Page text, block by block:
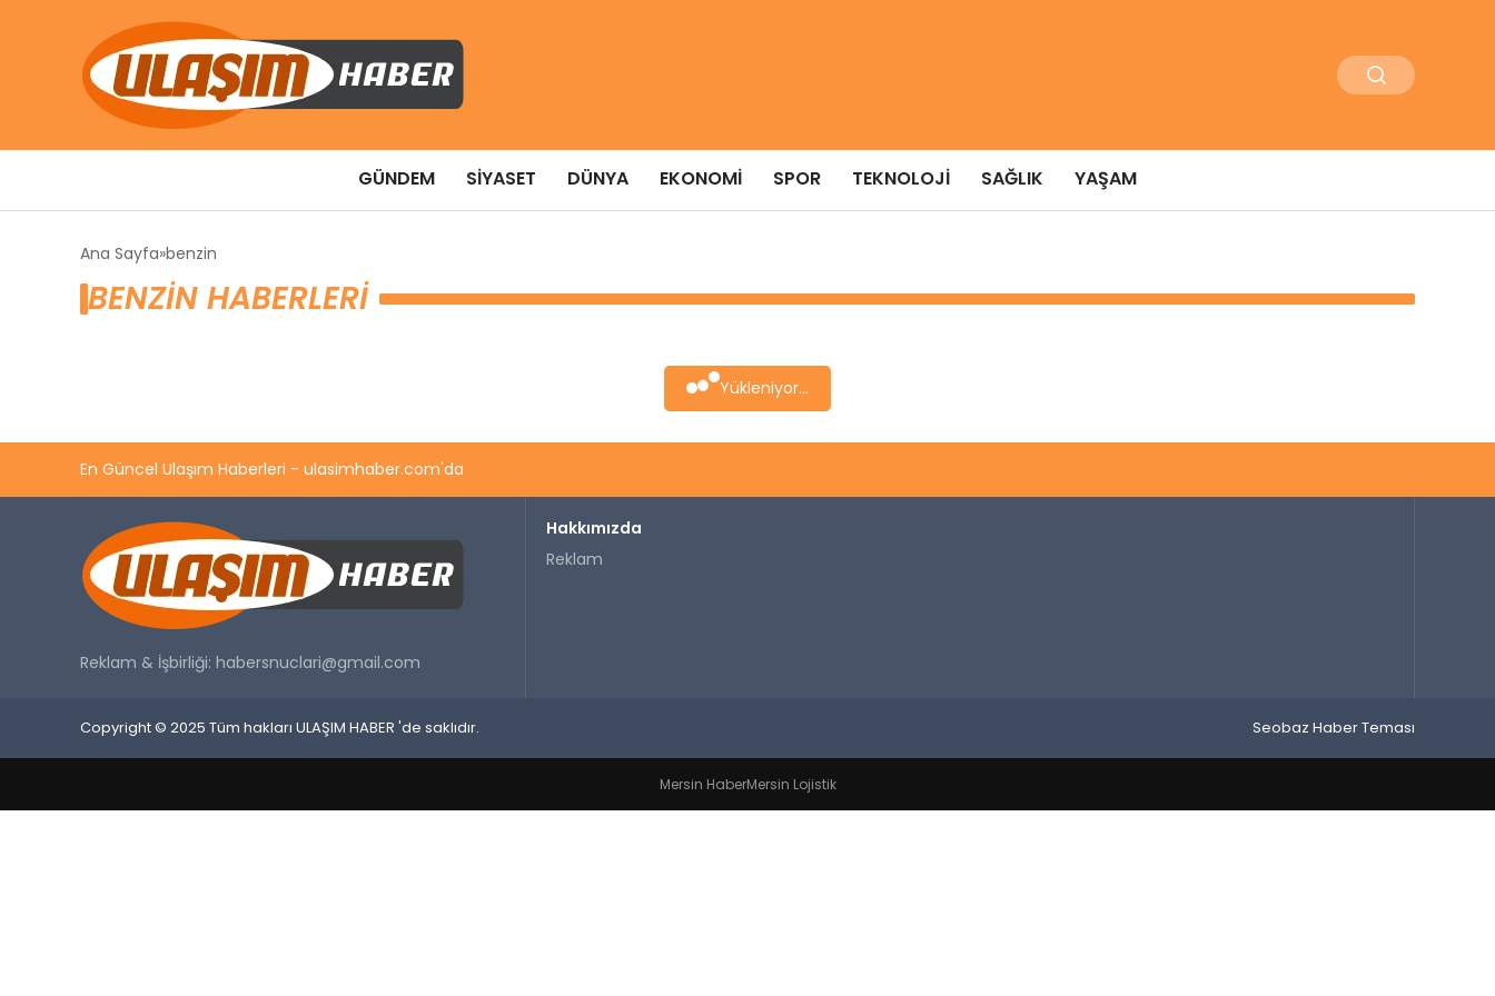
GÜNDEM SIYASET DÜNYA EKONOMI SPOR TEKNOLOJI SAĞLIK YAŞAM
Ana Sayfa benzin
BENZIN HABERLERI
Yükleniyor...
En Güncel Ulaşım Haberleri - ulasimhaber.com'da
Reklam & İşbirliği: habersnuclari@gmail.com
Hakkımızda
Reklam
Copyright © 2025 Tüm hakları ULAŞIM HABER 'de saklıdır. Seobaz Haber Teması
Mersin HaberMersin Lojistik